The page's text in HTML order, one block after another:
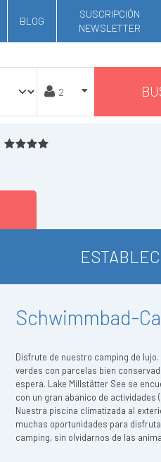
BLOG
SUSCRIPCIÓN
NEWSLETTER
Schwimmbad-
Disfrute de nuestro camping de
verdes con parcelas bien
espera. Lake Millstätter See se
con un gran abanico de actividades
Nuestra piscina climatizada al
muchas oportunidades para
camping, sin olvidarnos de las